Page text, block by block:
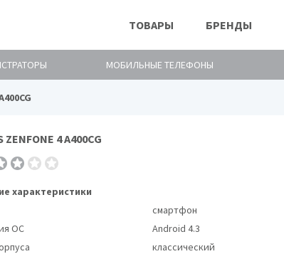
ТОВАРЫ БРЕНДЫ
МОБИЛЬНЫЕ ТЕЛЕФОНЫ
ZENFONE 4 A400CG
характеристики
смартфон
ОС
Android 4.3
классический